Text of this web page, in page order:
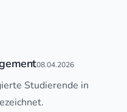
08.04.2026
Studierende in